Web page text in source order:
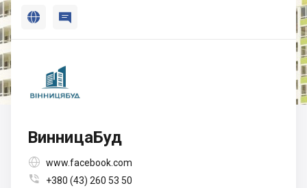


 
ВинницаБуд
 www.facebook.com
 +380 (43) 260 53 50